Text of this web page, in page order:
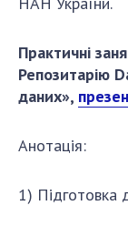
Практичні
Репозитарію
даних»,
Анотація:
1) Підготовка